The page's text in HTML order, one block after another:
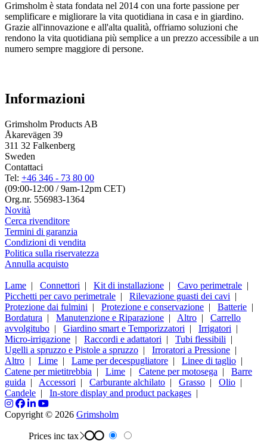
Grimsholm è stata fondata nel 2014 con una forte passione per
semplificare e migliorare la vita quotidiana in casa e in giardino.
Grazie all'innovazione e all'alta qualità, offriamo soluzioni che
rendono la vita quotidiana più semplice a un prezzo accessibile a un
numero sempre maggiore di persone.
Informazioni
Grimsholm Products AB
Åkarevägen 39
311 32 Falkenberg
Sweden
Contattaci
Tel: +46 346 - 73 80 00
(09:00-12:00 / 9am-12pm CET)
Org.nr. 556983-1364
Novità
Cerca rivenditore
Termini di garanzia
Condizioni di vendita
Politica sulla riservatezza
Annulla acquisto
Lame | Connettori | Kit di installazione | Cavo perimetrale |
Picchetti per cavo perimetrale | Rilevazione guasti dei cavi |
Protezione dai fulmini | Protezione e conservazione | Batterie |
Bordatura | Manutenzione e Riparazione | Altro | Carrello
avvolgitubo | Giardino smart e Temporizzatori | Irrigatori |
Micro-irrigazione | Raccordi e adattatori | Tubi flessibili |
Ugelli a spruzzo e Pistole a spruzzo | Irroratori a Pressione |
Altro | Lime | Lame per decespugliatore | Linee di taglio |
Catene per mietitrebbia | Lime | Catene per motosega | Barre
guida | Accessori | Carburante alchilato | Grasso | Olio |
Candele | In-store display and product packages |
Copyright © 2026 Grimsholm
Prices inc tax